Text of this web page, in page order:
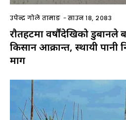
उपेन्द्र गोले तामाङ -साउन १८, २०८३
राैतहटमा वर्षौंदेखिको डुबानले
किसान आक्रान्त, स्थायी पानी
माग